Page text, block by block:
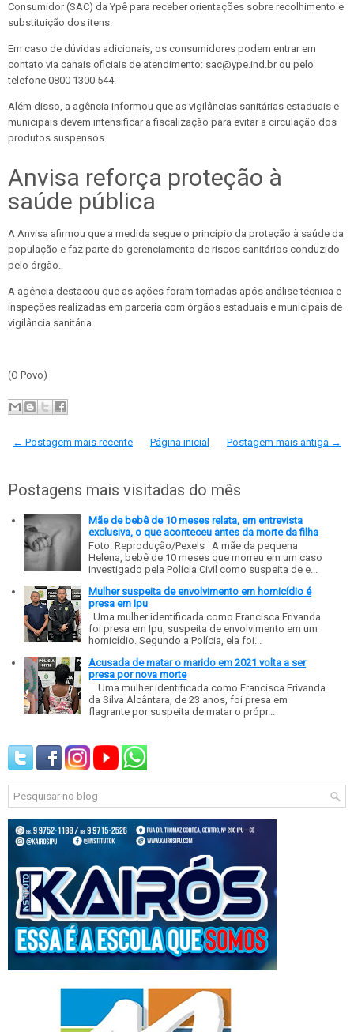
Consumidor (SAC) da Ypê para receber orientações sobre recolhimento e
substituição dos itens.
Em caso de dúvidas adicionais, os consumidores podem entrar em
contato via canais oficiais de atendimento: sac@ype.ind.br ou pelo
telefone 0800 1300 544.
Além disso, a agência informou que as vigilâncias sanitárias estaduais e
municipais devem intensificar a fiscalização para evitar a circulação dos
produtos suspensos.
Anvisa reforça proteção à
saúde pública
A Anvisa afirmou que a medida segue o princípio da proteção à saúde da
população e faz parte do gerenciamento de riscos sanitários conduzido
pelo órgão.
A agência destacou que as ações foram tomadas após análise técnica e
inspeções realizadas em parceria com órgãos estaduais e municipais de
vigilância sanitária.
(O Povo)
← Postagem mais recente Postagem mais antiga →
Página inicial
Postagens mais visitadas do mês
Mãe de bebê de 10 meses relata, em entrevista
exclusiva, o que aconteceu antes da morte da filha
Foto: Reprodução/Pexels A mãe da pequena
Helena, bebê de 10 meses que morreu em um caso
investigado pela Polícia Civil como suspeita de e...
Mulher suspeita de envolvimento em homicídio é
presa em Ipu
Uma mulher identificada como Francisca Erivanda
foi presa em Ipu, suspeita de envolvimento em um
homicídio. Segundo a Polícia, ela foi...
Acusada de matar o marido em 2021 volta a ser
presa por nova morte
Uma mulher identificada como Francisca Erivanda
da Silva Alcântara, de 23 anos, foi presa em
flagrante por suspeita de matar o própr...